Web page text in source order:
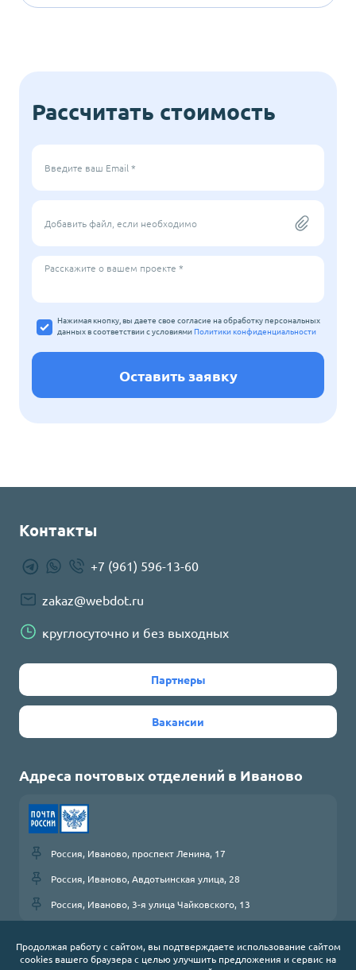
Рассчитать стоимость
Введите ваш Email *
Добавить файл, если необходимо
Расскажите о вашем проекте *
Нажимая кнопку, вы даете свое согласие на обработку персональных
данныхв соответствии с условиямиПолитики конфиденциальности
Оставить заявку
Контакты
+7 (961) 596-13-60
zakaz@webdot.ru
круглосуточно и без выходных
Партнеры
Вакансии
Адреса почтовых отделений в Иваново
Россия, Иваново, проспект Ленина, 17
Россия, Иваново, Авдотьинская улица, 28
Россия, Иваново, 3-я улица Чайковского, 13
Продолжая работу с сайтом, вы подтверждаете использование сайтом
cookies вашего браузера с целью улучшить предложения и сервис на